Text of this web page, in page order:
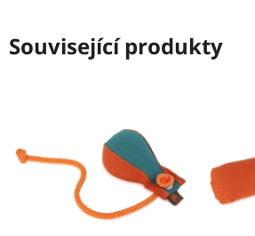
Související produkty